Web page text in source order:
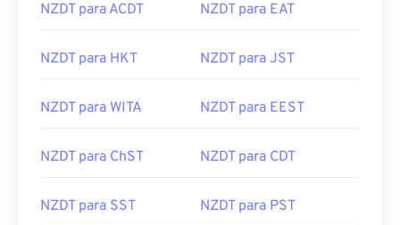
NZDT para ACDT NZDT para EAT
NZDT para HKT NZDT para JST
NZDT para WITA NZDT para EEST
NZDT para ChST NZDT para CDT
NZDT para SST NZDT para PST